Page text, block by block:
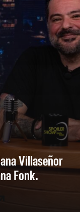
Villaseñor
Fonk.